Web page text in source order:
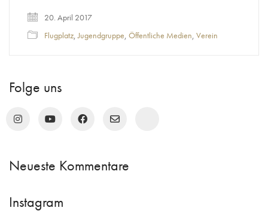
20. April 2017
Flugplatz,Jugendgruppe, Öffentliche Medien, Verein
Folge uns
Neueste Kommentare
Instagram